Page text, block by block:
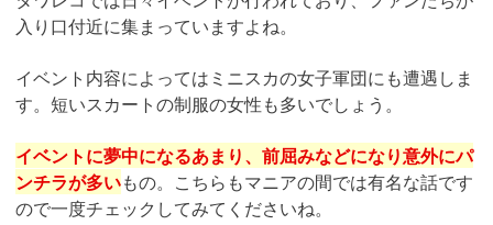
入り口付近に集まっていますよね。
イベント内容によってはミニスカの女子軍団にも遭遇しま
す。短いスカートの制服の女性も多いでしょう。
イベントに夢中になるあまり、前屈みなどになり意外にパ
ンチラが多いもの。こちらもマニアの間では有名な話です
ので一度チェックしてみてくださいね。